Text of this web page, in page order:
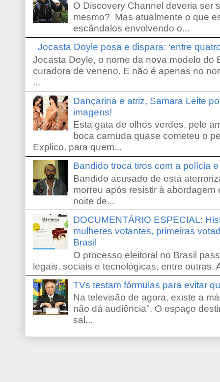
O Discovery Channel deveria ser
mesmo? Mas atualmente o que
escândalos envolvendo o...
Jocasta Doyle posa e dispara: ‘entre
Jocasta Doyle, o nome da nova modelo do
curadora de veneno. E não é apenas no
...
Dançarina e atriz, Samara Leite
imagens!
Esta gata de olhos verdes, pele
boca carnuda quase cometeu o
Explico, para quem...
Bandido troca tiros com a polícia
Bandido acusado de está
morreu após resistir à
noite de...
DOCUMENTÁRIO ESPECIAL:
mulheres votantes, primeiras
Brasil
O processo eleitoral no Brasil
legais, sociais e tecnológicas, entre outras.
TVs testam fórmulas para evitar
Na televisão de agora, existe a
não dá audiência". O espaço
sal...